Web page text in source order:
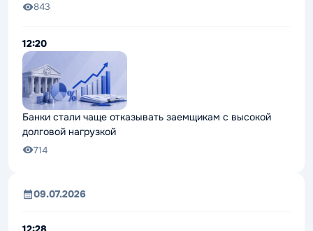
843
12:20
Банки стали чаще отказывать заемщикам с высокой
долговой нагрузкой
714
09.07.2026